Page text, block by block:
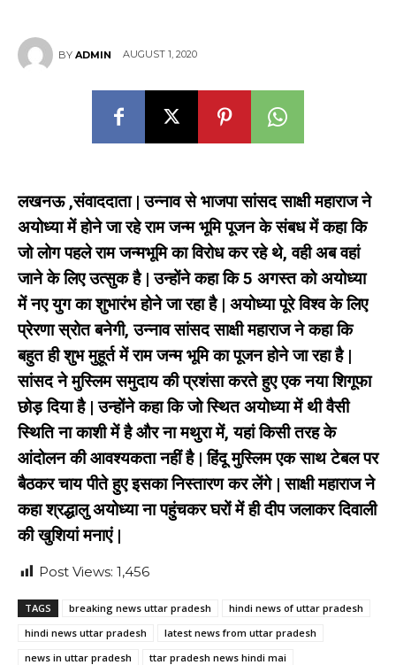
BY ADMIN AUGUST 1, 2020
लखनऊ ,संवाददाता | उन्नाव से भाजपा सांसद साक्षी महाराज ने
अयोध्या में होने जा रहे राम जन्म भूमि पूजन के संबध में कहा कि
जो लोग पहले राम जन्मभूमि का विरोध कर रहे थे, वही अब वहां
जाने के लिए उत्सुक है | उन्होंने कहा कि 5 अगस्त को अयोध्या
में नए युग का शुभारंभ होने जा रहा है | अयोध्या पूरे विश्व के लिए
प्रेरणा स्रोत बनेगी, उन्नाव सांसद साक्षी महाराज ने कहा कि
बहुत ही शुभ मुहूर्त में राम जन्म भूमि का पूजन होने जा रहा है |
सांसद ने मुस्लिम समुदाय की प्रशंसा करते हुए एक नया शिगूफा
छोड़ दिया है | उन्होंने कहा कि जो स्थित अयोध्या में थी वैसी
स्थिति ना काशी में है और ना मथुरा में, यहां किसी तरह के
आंदोलन की आवश्यकता नहीं है | हिंदू मुस्लिम एक साथ टेबल पर
बैठकर चाय पीते हुए इसका निस्तारण कर लेंगे | साक्षी महाराज ने
कहा श्रद्धालु अयोध्या ना पहुंचकर घरों में ही दीप जलाकर दिवाली
की खुशियां मनाएं |
Post Views: 1,456
TAGS breaking news uttar pradesh
hindi news of uttar pradesh
hindi news uttar pradesh
latest news from uttar pradesh
news in uttar pradesh
ttar pradesh news hindi mai